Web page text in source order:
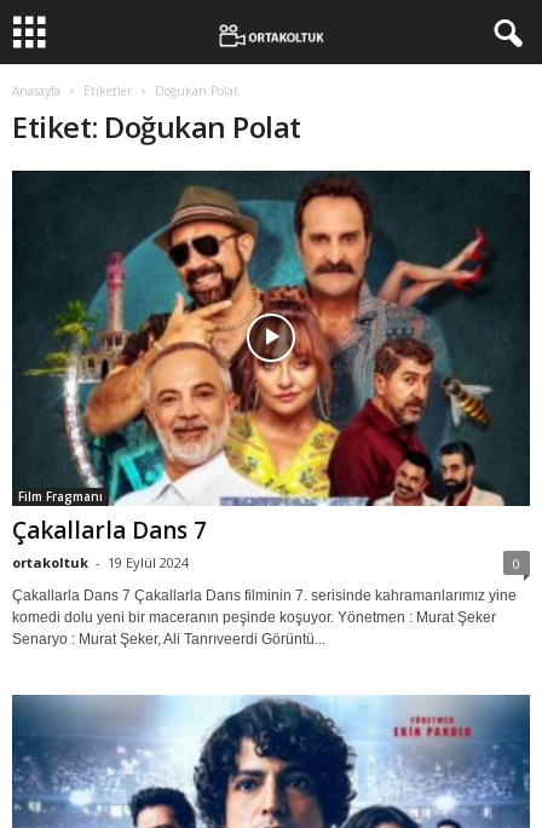
Anasayfa Etiketler Doğukan Polat
Etiket: Doğukan Polat
Film Fragmanı
Çakallarla Dans 7
ortakoltuk - 19 Eylül 2024 0
Çakallarla Dans 7 Çakallarla Dans filminin 7. serisinde kahramanlarımız yine
komedi dolu yeni bir maceranın peşinde koşuyor. Yönetmen : Murat Şeker
Senaryo : Murat Şeker, Ali Tanrıveerdi Görüntü...